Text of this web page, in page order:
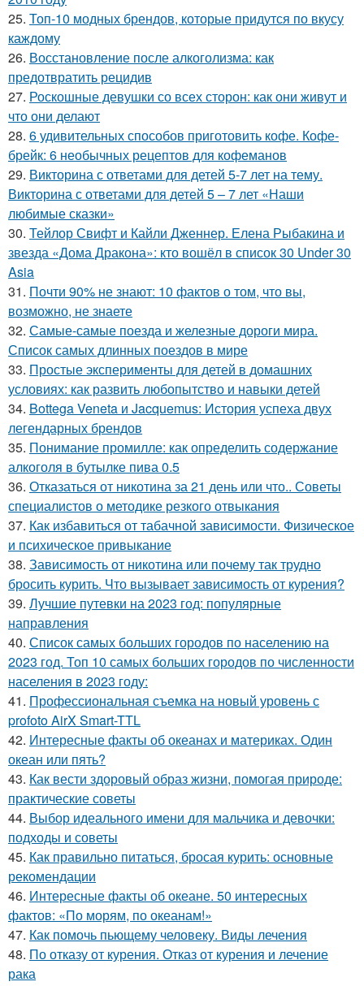
25. Топ-10 модных брендов, которые придутся по вкусу
каждому
26. Восстановление после алкоголизма: как
предотвратить рецидив
27. Роскошные девушки со всех сторон: как они живут и
что они делают
28. 6 удивительных способов приготовить кофе. Кофе-
брейк: 6 необычных рецептов для кофеманов
29. Викторина с ответами для детей 5-7 лет на тему.
Викторина с ответами для детей 5 – 7 лет «Наши
любимые сказки»
30. Тейлор Свифт и Кайли Дженнер. Елена Рыбакина и
звезда «Дома Дракона»: кто вошёл в список 30 Under 30
Asia
31. Почти 90% не знают: 10 фактов о том, что вы,
возможно, не знаете
32. Самые-самые поезда и железные дороги мира.
Список самых длинных поездов в мире
33. Простые эксперименты для детей в домашних
условиях: как развить любопытство и навыки детей
34. Bottega Veneta и Jacquemus: История успеха двух
легендарных брендов
35. Понимание промилле: как определить содержание
алкоголя в бутылке пива 0.5
36. Отказаться от никотина за 21 день или что.. Советы
специалистов о методике резкого отвыкания
37. Как избавиться от табачной зависимости. Физическое
и психическое привыкание
38. Зависимость от никотина или почему так трудно
бросить курить. Что вызывает зависимость от курения?
39. Лучшие путевки на 2023 год: популярные
направления
40. Список самых больших городов по населению на
2023 год. Топ 10 самых больших городов по численности
населения в 2023 году:
41. Профессиональная съемка на новый уровень с
profoto AirX Smart-TTL
42. Интересные факты об океанах и материках. Один
океан или пять?
43. Как вести здоровый образ жизни, помогая природе:
практические советы
44. Выбор идеального имени для мальчика и девочки:
подходы и советы
45. Как правильно питаться, бросая курить: основные
рекомендации
46. Интересные факты об океане. 50 интересных
фактов: «По морям, по океанам!»
47. Как помочь пьющему человеку. Виды лечения
48. По отказу от курения. Отказ от курения и лечение
рака